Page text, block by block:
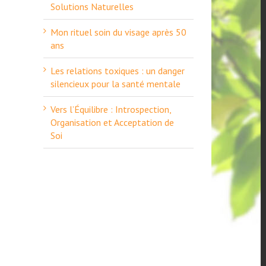
Solutions Naturelles
Mon rituel soin du visage après 50
ans
Les relations toxiques : un danger
silencieux pour la santé mentale
Vers l’Équilibre : Introspection,
Organisation et Acceptation de
Soi